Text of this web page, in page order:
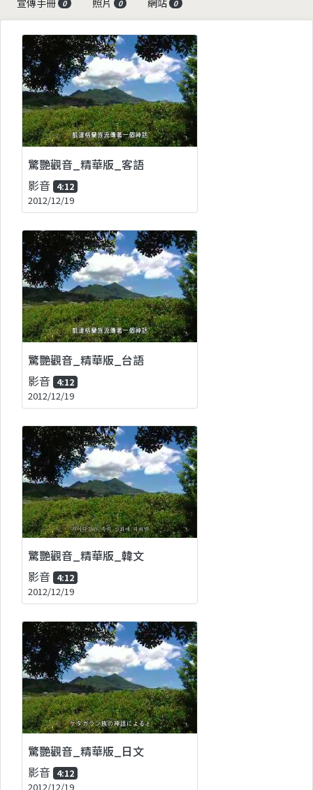
0 0 0
驚艷觀音_精華版_客語
影音 4:12
2012/12/19
驚艷觀音_精華版_台語
影音 4:12
2012/12/19
驚艷觀音_精華版_韓文
影音 4:12
2012/12/19
驚艷觀音_精華版_日文
影音 4:12
2012/12/19